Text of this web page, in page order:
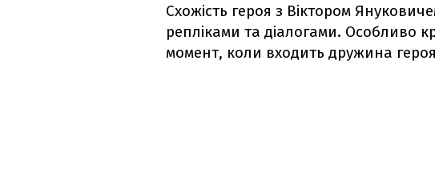
Схожість героя з Віктором
репліками та діалогами. Особливо
момент, коли входить дружина